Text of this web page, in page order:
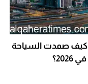
كيف صمدت السياحة